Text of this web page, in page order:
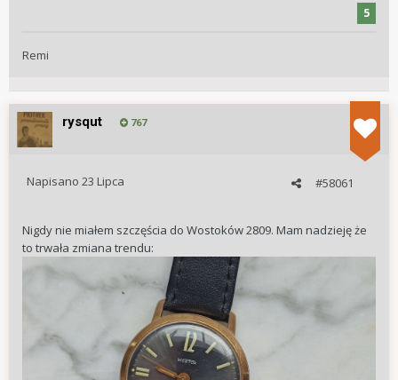
5
Remi
rysqut 767
#58061
Napisano 23 Lipca
Nigdy nie miałem szczęścia do Wostoków 2809. Mam nadzieję że
to trwała zmiana trendu: